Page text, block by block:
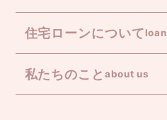
住宅ローンについてloan
私たちのこと about us